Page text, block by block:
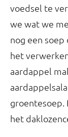
voedsel te
we wat we
nog een soep
het
aardappel
groentesoep.
het